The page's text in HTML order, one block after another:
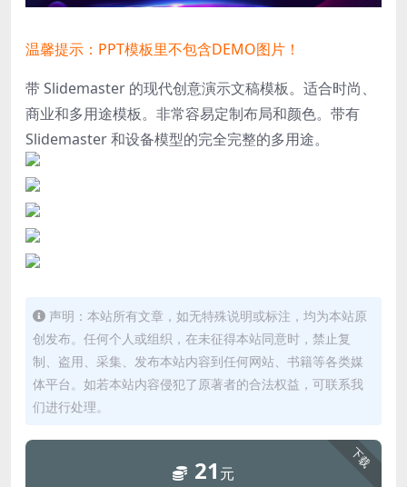
温馨提示：PPT模板里不包含DEMO图片！
带 Slidemaster 的现代创意演示文稿模板。适合时尚、
商业和多用途模板。非常容易定制布局和颜色。带有
Slidemaster 和设备模型的完全完整的多用途。
声明：本站所有文章，如无特殊说明或标注，均为本站原
创发布。任何个人或组织，在未征得本站同意时，禁止复
制、盗用、采集、发布本站内容到任何网站、书籍等各类媒
体平台。如若本站内容侵犯了原著者的合法权益，可联系我
们进行处理。
下载
21 元